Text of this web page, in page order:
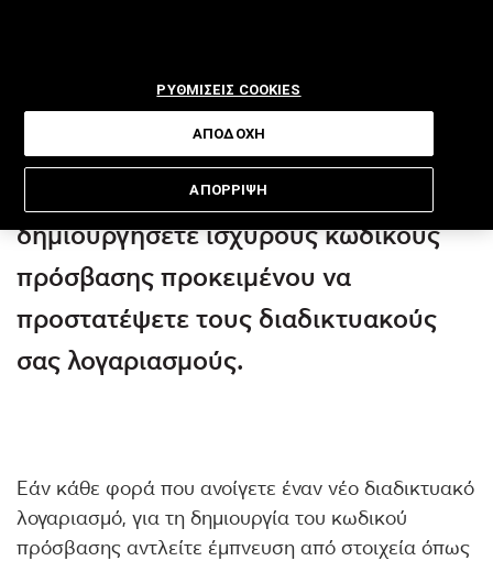
Συμβουλές και tips για να
δημιουργήσετε ισχυρούς κωδικούς
πρόσβασης προκειμένου να
προστατέψετε τους διαδικτυακούς
σας λογαριασμούς.
Εάν κάθε φορά που ανοίγετε έναν νέο διαδικτυακό
λογαριασμό, για τη δημιουργία του κωδικού
πρόσβασης αντλείτε έμπνευση από στοιχεία όπως
ΡΥΘΜΙΣΕΙΣ COOKIES
ΑΠΟΡΡΙΨΗ
ΑΠΟΔΟΧΗ